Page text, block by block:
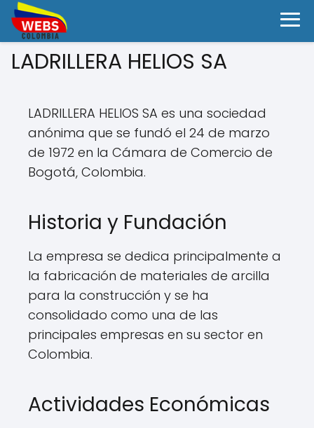
LADRILLERA HELIOS SA
LADRILLERA HELIOS SA es una sociedad
anónima que se fundó el 24 de marzo
de 1972 en la Cámara de Comercio de
Bogotá, Colombia.
Historia y Fundación
La empresa se dedica principalmente a
la fabricación de materiales de arcilla
para la construcción y se ha
consolidado como una de las
principales empresas en su sector en
Colombia.
Actividades Económicas